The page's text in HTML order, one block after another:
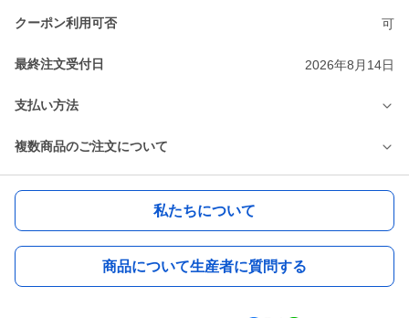
クーポン利用可否 可
最終注文受付日 2026年8月14日
支払い方法
複数商品のご注文について
私たちについて
商品について生産者に質問する